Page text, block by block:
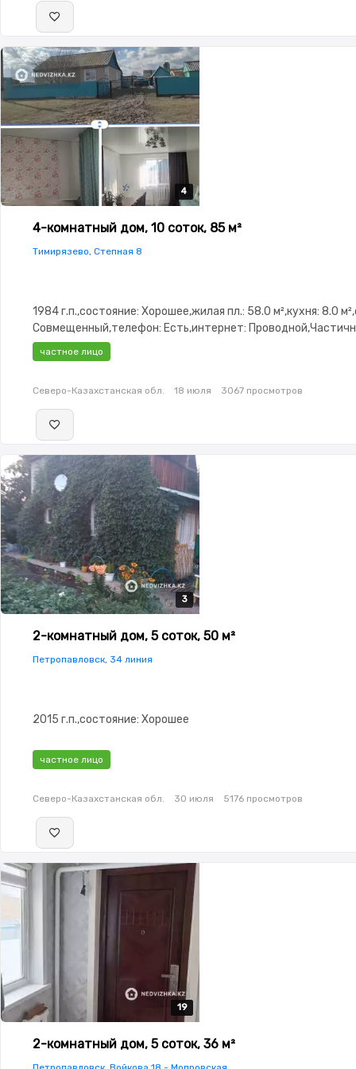
4
4
4
4
4-комнатный дом, 10 соток, 85 м²
Тимирязево, Степная 8
1984 г.п.,состояние: Хорошее,жилая пл.: 58.0 м²,кухня: 8.0
Совмещенный,телефон: Есть,интернет:
меблирована,Частично
частное лицо
Северо-Казахстанская обл. 18 июля 3067 просмотров
3
3
3
2-комнатный дом, 5 соток, 50 м²
Петропавловск, 34 линия
2015 г.п.,состояние: Хорошее
частное лицо
Северо-Казахстанская обл. 30 июля 5176 просмотров
19
19
19
19
19
2-комнатный дом, 5 соток, 36 м²